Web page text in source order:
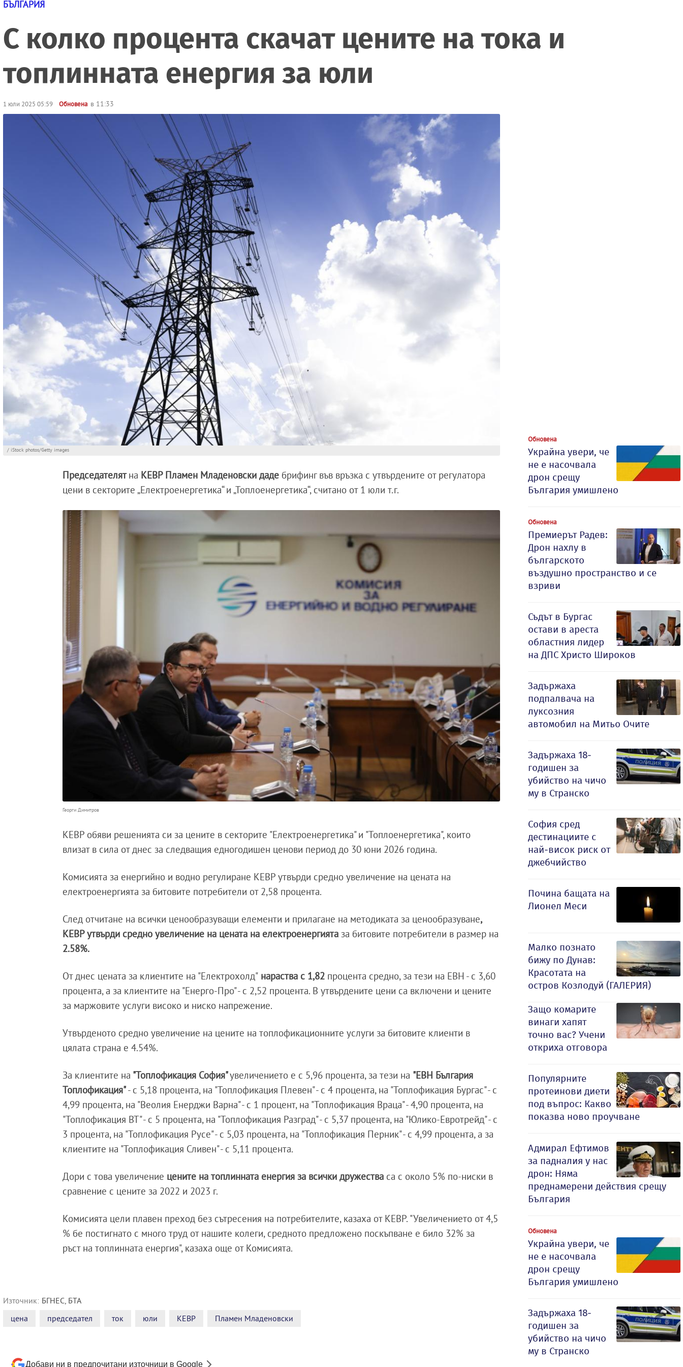
БЪЛГАРИЯ
С колко процента скачат цените на тока и
топлинната енергия за юли
1 юли 2025 05:59 Обновена в 11:33
/ iStock photos/Getty images
Председателятна КЕВР Пламен Младеновски даде брифинг във връзка с утвърдените от регулатора
цени в секторите „Електроенергетика“ и „Топлоенергетика“, считано от 1 юли т.г.
Георги Димитров
КЕВР обяви решенията си за цените в секторите "Електроенергетика" и "Топлоенергетика", които
влизат в сила от днес за следващия едногодишен ценови период до 30 юни 2026 година.
Комисията за енергийно и водно регулиране КЕВР утвърди средно увеличение на цената на
електроенергията за битовите потребители от 2,58 процента.
След отчитане на всички ценообразуващи елементи и прилагане на методиката за ценообразуване,
КЕВР утвърди средно увеличение на цената на електроенергията за битовите потребители в размер на
2.58%.
От днес цената за клиентите на "Електрохолд" нараства с 1,82 процента средно, за тези на ЕВН - с 3,60
процента, а за клиентите на "Енерго-Про" - с 2,52 процента. В утвърдените цени са включени и цените
за маржовите услуги високо и ниско напрежение.
Утвърденото средно увеличение на цените на топлофикационните услуги за битовите клиенти в
цялата страна е 4.54%.
За клиентите на "Топлофикация София"увеличението е с 5,96 процента, за тези на "ЕВН България
Топлофикация"- с 5,18 процента, на "Топлофикация Плевен" - с 4 процента, на "Топлофикация Бургас" - с
4,99 процента, на "Веолия Енерджи Варна" - с 1 процент, на "Топлофикация Враца" - 4,90 процента, на
"Топлофикация ВТ" - с 5 процента, на "Топлофикация Разград" - с 5,37 процента, на "Юлико-Евротрейд" - с
3 процента, на "Топлофикация Русе" - с 5,03 процента, на "Топлофикация Перник" - с 4,99 процента, а за
клиентите на "Топлофикация Сливен" - с 5,11 процента.
Дори с това увеличение цените на топлинната енергия за всички дружества са с около 5% по-ниски в
сравнение с цените за 2022 и 2023 г.
Комисията цели плавен преход без сътресения на потребителите, казаха от КЕВР. "Увеличението от 4,5
% бе постигнато с много труд от нашите колеги, средното предложено поскъпване е било 32% за
ръст на топлинната енергия", казаха още от Комисията.
Източник: БГНЕС, БТА
цена
председател ток юли КЕВР Пламен Младеновски
Добави ни в предпочитани източници в Google
Обновена
Украйна увери, че
не е насочвала
дрон срещу
България умишлено
Обновена
Премиерът Радев:
Дрон нахлу в
българското
въздушно пространство и се
взриви
Съдът в Бургас
остави в ареста
областния лидер
на ДПС Христо Широков
Задържаха
подпалвача на
луксозния
автомобил на Митьо Очите
Задържаха 18-
годишен за
убийство на чичо
му в Странско
София сред
дестинациите с
най-висок риск от
джебчийство
Почина бащата на
Лионел Меси
Малко познато
бижу по Дунав:
Красотата на
остров Козлодуй (ГАЛЕРИЯ)
Защо комарите
винаги хапят
точно вас? Учени
откриха отговора
Популярните
протеинови диети
под въпрос: Какво
показва ново проучване
Адмирал Ефтимов
за падналия у нас
дрон: Няма
преднамерени действия срещу
България
Обновена
Украйна увери, че
не е насочвала
дрон срещу
България умишлено
Задържаха 18-
годишен за
убийство на чичо
му в Странско